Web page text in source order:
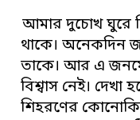
আমার দুচোখ ঘুরে
থাকে। অনেকদিন
তাকে। আর এ
বিশ্বাস নেই।
শিহরণের